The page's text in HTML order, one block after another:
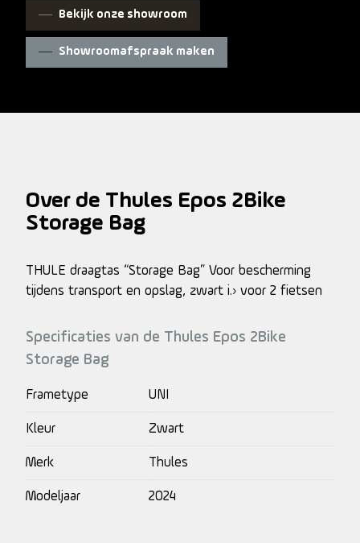
Bekijk onze showroom
Showroomafspraak maken
Over de Thules Epos 2Bike
Storage Bag
THULE draagtas “Storage Bag” Voor bescherming
tijdens transport en opslag, zwart i.› voor 2 fietsen
Specificaties van de Thules Epos 2Bike
Storage Bag
Frametype UNI
Kleur Zwart
Merk Thules
Modeljaar 2024